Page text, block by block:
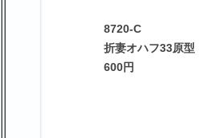
8720-C
折妻オハフ33原型
600円